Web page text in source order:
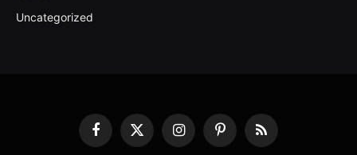
Uncategorized
Facebook
X
InstagramPinterestRSS